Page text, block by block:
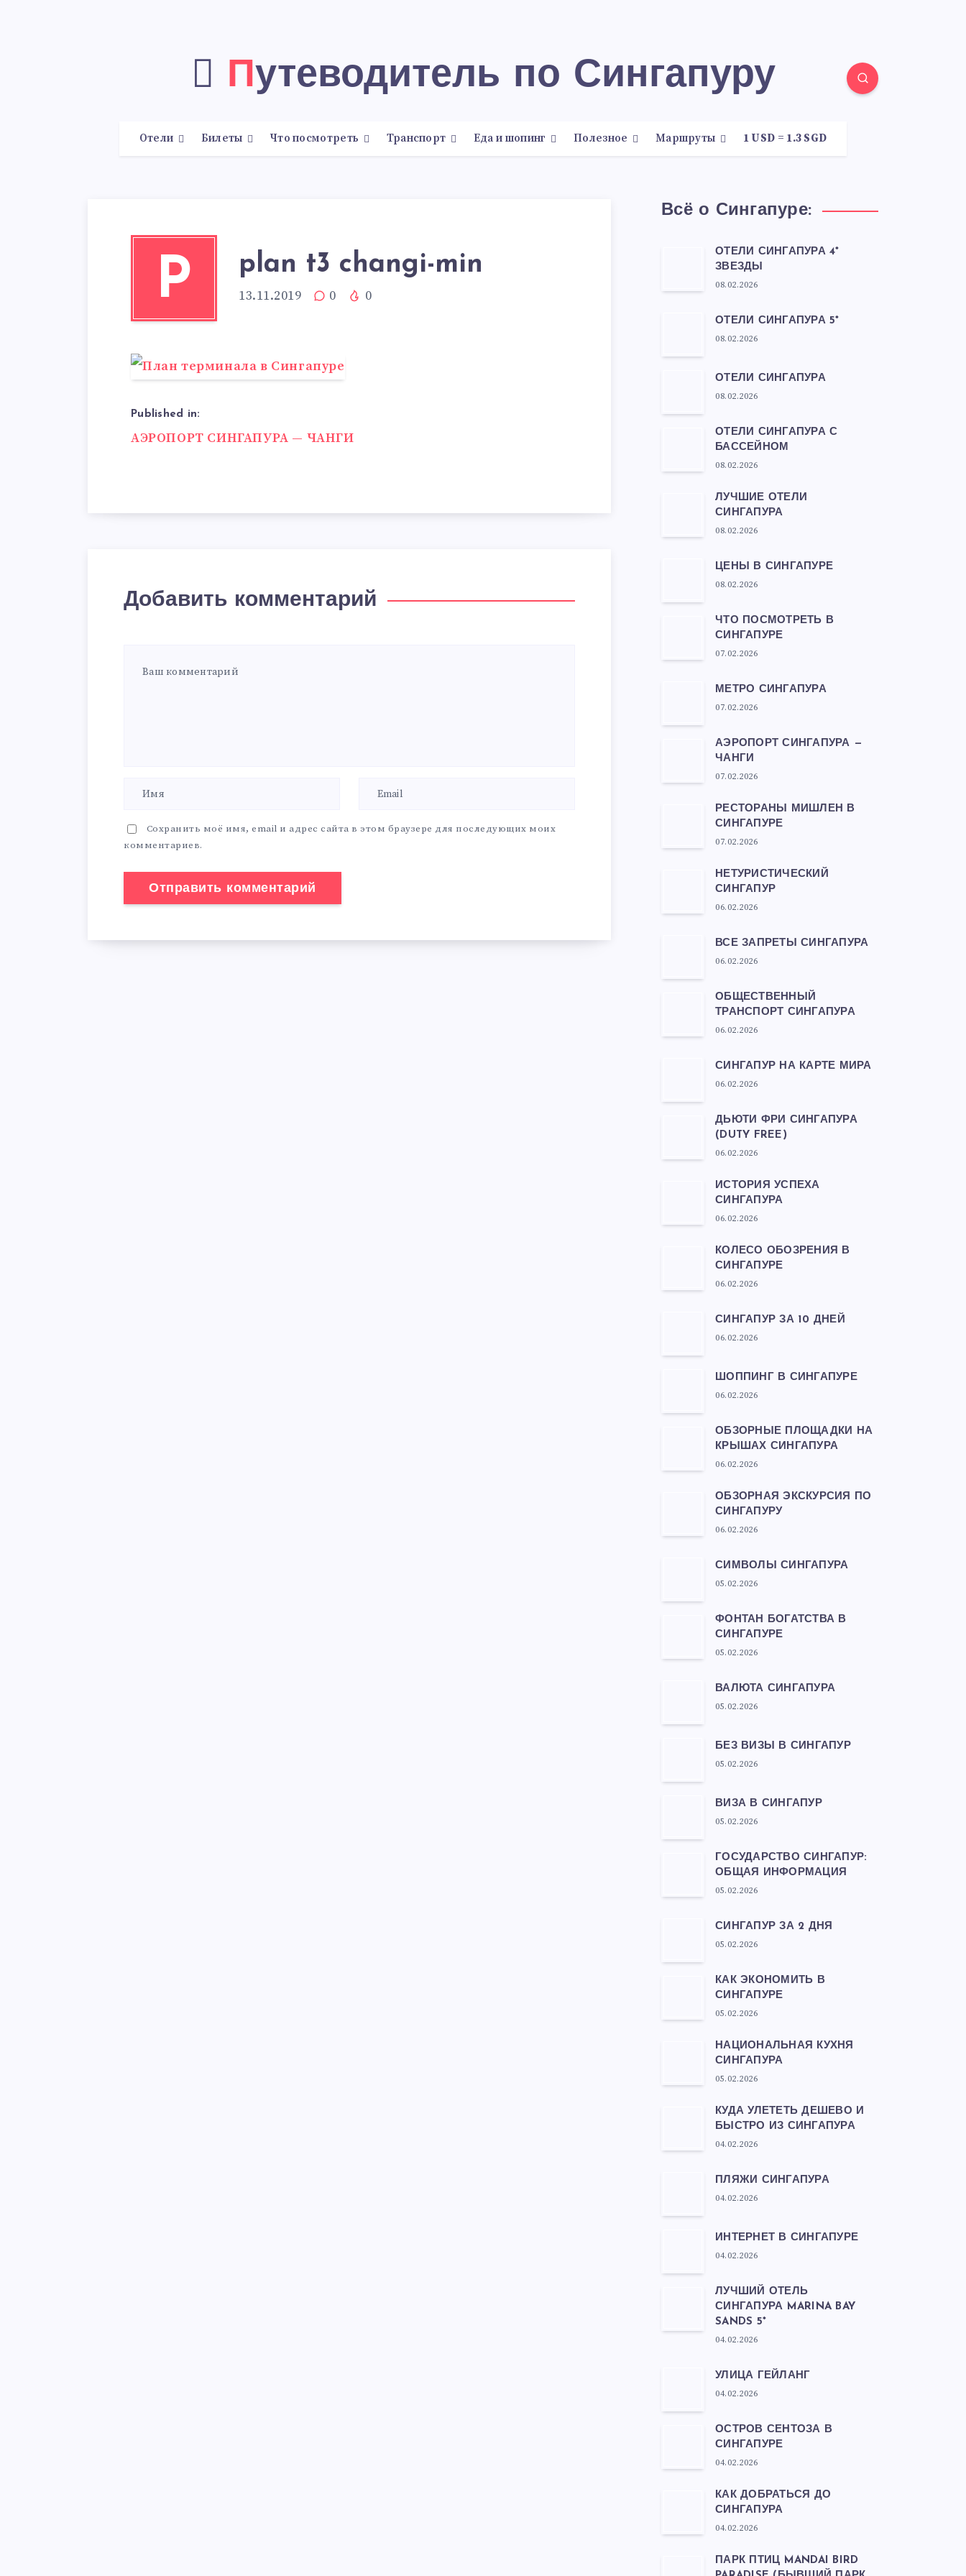
Путеводитель по Сингапуру
Отели Билеты Что посмотреть Транспорт Еда и шопинг Полезное Маршруты 1 USD = 1.3 SGD
P plan t3 changi-min
13.11.2019 0 0
Published in:
Навигация
АЭРОПОРТ СИНГАПУРА — ЧАНГИ
Добавить комментарий
Сохранить моё имя, email и адрес сайта в этом браузере для последующих моих
комментариев.
Всё о Сингапуре:
ОТЕЛИ СИНГАПУРА 4*
ЗВЕЗДЫ
08.02.2026
ОТЕЛИ СИНГАПУРА 5*
08.02.2026
ОТЕЛИ СИНГАПУРА
08.02.2026
ОТЕЛИ СИНГАПУРА С
БАССЕЙНОМ
08.02.2026
ЛУЧШИЕ ОТЕЛИ
СИНГАПУРА
08.02.2026
ЦЕНЫ В СИНГАПУРЕ
08.02.2026
ЧТО ПОСМОТРЕТЬ В
СИНГАПУРЕ
07.02.2026
МЕТРО СИНГАПУРА
07.02.2026
АЭРОПОРТ СИНГАПУРА —
ЧАНГИ
07.02.2026
РЕСТОРАНЫ МИШЛЕН В
СИНГАПУРЕ
07.02.2026
НЕТУРИСТИЧЕСКИЙ
СИНГАПУР
06.02.2026
ВСЕ ЗАПРЕТЫ СИНГАПУРА
06.02.2026
ОБЩЕСТВЕННЫЙ
ТРАНСПОРТ СИНГАПУРА
06.02.2026
СИНГАПУР НА КАРТЕ МИРА
06.02.2026
ДЬЮТИ ФРИ СИНГАПУРА
(DUTY FREE)
06.02.2026
ИСТОРИЯ УСПЕХА
СИНГАПУРА
06.02.2026
КОЛЕСО ОБОЗРЕНИЯ В
СИНГАПУРЕ
06.02.2026
СИНГАПУР ЗА 10 ДНЕЙ
06.02.2026
ШОППИНГ В СИНГАПУРЕ
06.02.2026
ОБЗОРНЫЕ ПЛОЩАДКИ НА
КРЫШАХ СИНГАПУРА
06.02.2026
ОБЗОРНАЯ ЭКСКУРСИЯ ПО
СИНГАПУРУ
06.02.2026
СИМВОЛЫ СИНГАПУРА
05.02.2026
ФОНТАН БОГАТСТВА В
СИНГАПУРЕ
05.02.2026
ВАЛЮТА СИНГАПУРА
05.02.2026
БЕЗ ВИЗЫ В СИНГАПУР
05.02.2026
ВИЗА В СИНГАПУР
05.02.2026
ГОСУДАРСТВО СИНГАПУР:
ОБЩАЯ ИНФОРМАЦИЯ
05.02.2026
СИНГАПУР ЗА 2 ДНЯ
05.02.2026
КАК ЭКОНОМИТЬ В
СИНГАПУРЕ
05.02.2026
НАЦИОНАЛЬНАЯ КУХНЯ
СИНГАПУРА
05.02.2026
КУДА УЛЕТЕТЬ ДЕШЕВО И
БЫСТРО ИЗ СИНГАПУРА
04.02.2026
ПЛЯЖИ СИНГАПУРА
04.02.2026
ИНТЕРНЕТ В СИНГАПУРЕ
04.02.2026
ЛУЧШИЙ ОТЕЛЬ
СИНГАПУРА MARINA BAY
SANDS 5*
04.02.2026
УЛИЦА ГЕЙЛАНГ
04.02.2026
ОСТРОВ СЕНТОЗА В
СИНГАПУРЕ
04.02.2026
КАК ДОБРАТЬСЯ ДО
СИНГАПУРА
04.02.2026
ПАРК ПТИЦ MANDAI BIRD